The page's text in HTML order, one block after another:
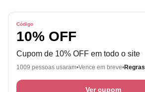
Código
10% OFF
Cupom de 10% OFF em todo o site
1009 pessoas usaram Vence em breve Regras
Ver cupom